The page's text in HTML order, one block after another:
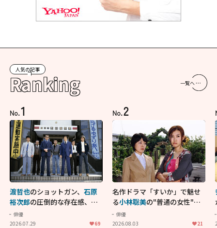
人気の記事
Ranking 一覧へ
No.1
渡哲也のショットガン、 石原
裕次郎の圧倒的な存在感、 舘
ひろし
ン！"大門軍団"のカッコよさ
俳優
2026.07.29
69
No.2
名作ドラマ「すいか」で魅せ
る小林聡美の"普通の女性"が
大人に刺さる...映画「かもめ
食堂」にも通じる静かな芝居
俳優
2026.08.03
21